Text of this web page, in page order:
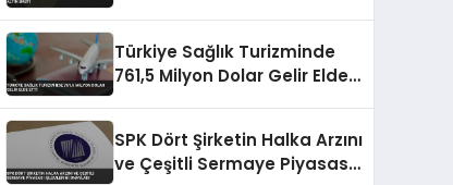
Türkiye Sağlık Turizminde
761,5 Milyon Dolar Gelir Elde
SPK Dört Şirketin Halka Arzını
ve Çeşitli Sermaye Piyasası